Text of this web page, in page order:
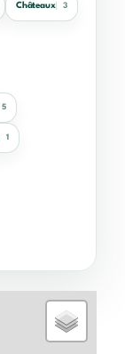
Châteaux 3
5
1